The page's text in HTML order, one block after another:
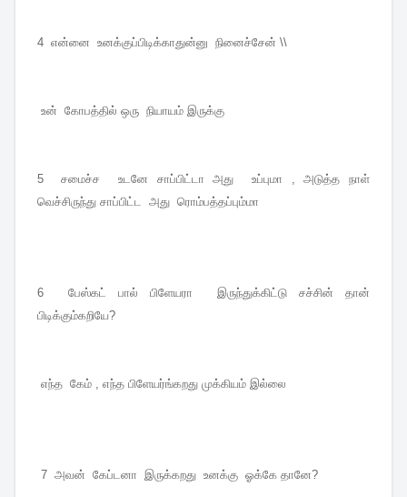
4 என்னை உனக்குப்பிடிக்காதுன்னு நினைச்சேன் \\
உன் கோபத்தில் ஒரு நியாயம் இருக்கு
5 சமைச்ச உடனே சாப்பிட்டா அது உப்புமா , அடுத்த நாள்
வெச்சிருந்து சாப்பிட்ட அது ரொம்பத்தப்பும்மா
6 பேஸ்கட் பால் பிளேயரா இருந்துக்கிட்டு சச்சின் தான்
பிடிக்கும்கறியே?
எந்த கேம் , எந்த பிளேயர்ங்கறது முக்கியம் இல்லை
7 அவன் கேப்டனா இருக்கறது உனக்கு ஓக்கே தானே?